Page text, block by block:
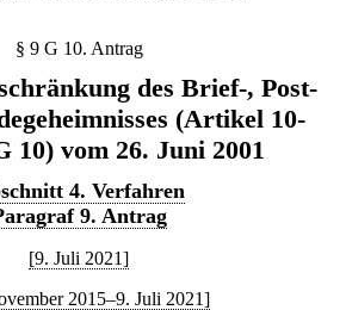
§ 9 G 10. Antrag
des Brief-, Post-
(Artikel 10-
10) vom 26. Juni 2001
4. Verfahren
9. Antrag
[9. Juli 2021]
2015–9. Juli 2021]